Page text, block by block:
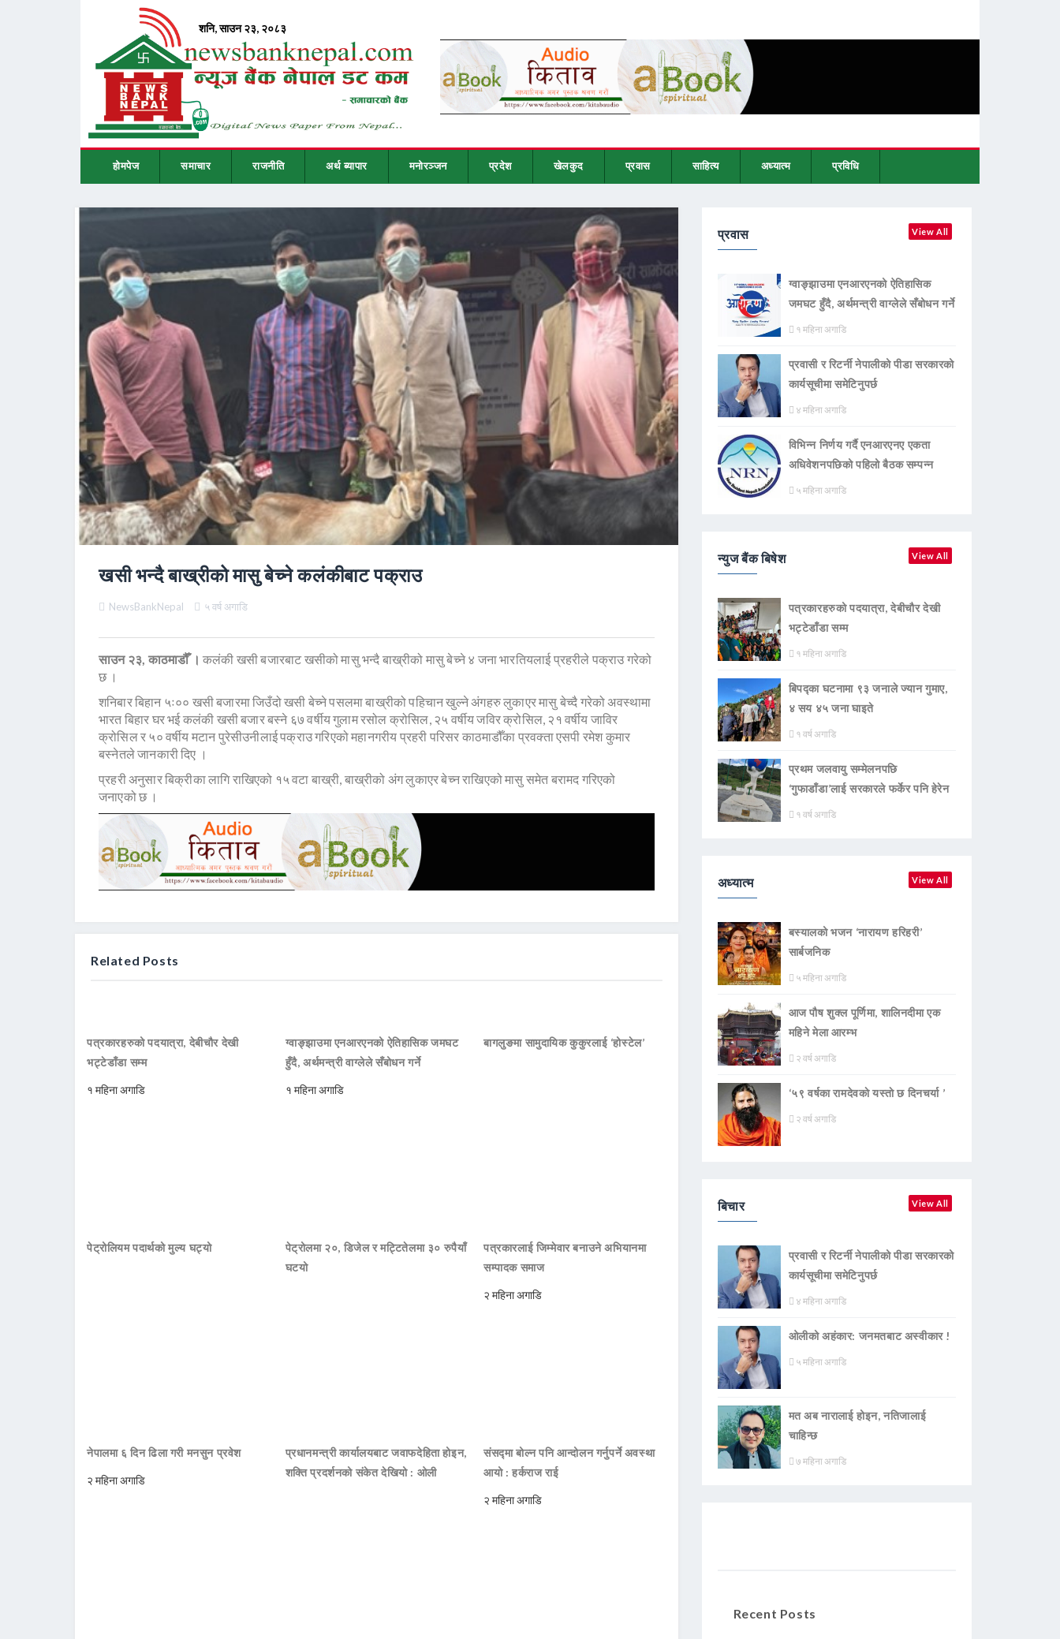
होमपेज समाचार राजनीति अर्थ ब्यापार मनोरञ्जन प्रदेश खेलकुद प्रवास साहित्य अध्यात्म प्रविधि
खसी भन्दै बाख्रीको मासु बेच्ने कलंकीबाट पक्राउ
NewsBankNepal ५ वर्ष अगाडि
साउन २३, काठमाडौँ । कलंकी खसी बजारबाट खसीको मासु भन्दै बाख्रीको मासु बेच्ने ४ जना भारतियलाई प्रहरीले पक्राउ गरेको
छ ।
शनिबार बिहान ५ः०० खसी बजारमा जिउँदो खसी बेच्ने पसलमा बाख्रीको पहिचान खुल्ने अंगहरु लुकाएर मासु बेच्दै गरेको अवस्थामा
भारत बिहार घर भई कलंकी खसी बजार बस्ने ६७ वर्षीय गुलाम रसोल क्रोसिल, २५ वर्षीय जविर क्रोसिल, २१ वर्षीय जाविर
क्रोसिल र ५० वर्षीय मटान पुरेसीउनीलाई पक्राउ गरिएको महानगरीय प्रहरी परिसर काठमाडौँका प्रवक्ता एसपी रमेश कुमार
बस्नेतले जानकारी दिए ।
प्रहरी अनुसार बिक्रीका लागि राखिएको १५ वटा बाख्री, बाख्रीको अंग लुकाएर बेच्न राखिएको मासु समेत बरामद गरिएको
जनाएको छ ।
Related Posts
पत्रकारहरुको पदयात्रा, देबीचौर देखी
भट्टेडाँडा सम्म
१ महिना अगाडि
ग्वाङ्झाउमा एनआरएनको ऐतिहासिक जमघट
हुँदै, अर्थमन्त्री वाग्लेले सँबोधन गर्ने
१ महिना अगाडि
बागलुङमा सामुदायिक कुकुरलाई ‘होस्टेल’
पेट्रोलियम पदार्थको मुल्य घट्यो
पेट्रोलमा २०, डिजेल र मट्टितेलमा ३० रुपैयाँ
घटयो
पत्रकारलाई जिम्मेवार बनाउने अभियानमा
सम्पादक समाज
२ महिना अगाडि
नेपालमा ६ दिन ढिला गरी मनसुन प्रवेश
२ महिना अगाडि
प्रधानमन्त्री कार्यालयबाट जवाफदेहिता होइन,
शक्ति प्रदर्शनको संकेत देखियो : ओली
संसद्मा बोल्न पनि आन्दोलन गर्नुपर्ने अवस्था
आयो : हर्कराज राई
२ महिना अगाडि
प्रवास View All
ग्वाङ्झाउमा एनआरएनको ऐतिहासिक
जमघट हुँदै, अर्थमन्त्री वाग्लेले सँबोधन गर्ने
१ महिना अगाडि
प्रवासी र रिटर्नी नेपालीको पीडा सरकारको
कार्यसूचीमा समेटिनुपर्छ
४ महिना अगाडि
विभिन्न निर्णय गर्दै एनआरएनए एकता
अधिवेशनपछिको पहिलो बैठक सम्पन्न
५ महिना अगाडि
न्युज बैंक बिषेश View All
पत्रकारहरुको पदयात्रा, देबीचौर देखी
भट्टेडाँडा सम्म
१ महिना अगाडि
बिपद्का घटनामा ९३ जनाले ज्यान गुमाए,
४ सय ४५ जना घाइते
१ वर्ष अगाडि
प्रथम जलवायु सम्मेलनपछि
‘गुफाडाँडा’लाई सरकारले फर्केर पनि हेरेन
१ वर्ष अगाडि
अध्यात्म View All
बस्यालको भजन ‘नारायण हरिहरी’
सार्बजनिक
५ महिना अगाडि
आज पौष शुक्ल पूर्णिमा, शालिनदीमा एक
महिने मेला आरम्भ
२ वर्ष अगाडि
‘५९ वर्षका रामदेवकाे यस्ताे छ दिनचर्या ’
२ वर्ष अगाडि
बिचार View All
प्रवासी र रिटर्नी नेपालीको पीडा सरकारको
कार्यसूचीमा समेटिनुपर्छ
४ महिना अगाडि
ओलीको अहंकार: जनमतबाट अस्वीकार !
५ महिना अगाडि
मत अब नारालाई होइन, नतिजालाई
चाहिन्छ
७ महिना अगाडि
Recent Posts